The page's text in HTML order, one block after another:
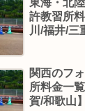
許教習所
川/福井/三
関西のフ
所料金一
賀/和歌山】